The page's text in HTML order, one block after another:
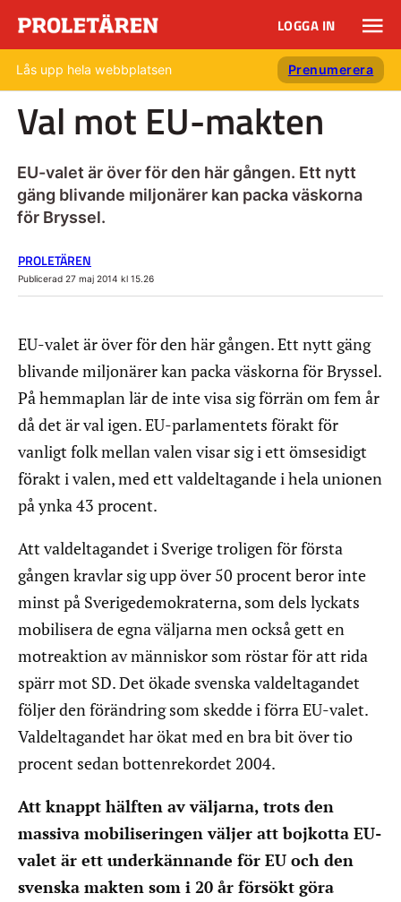
LOGGA IN
Lås upp hela webbplatsen Prenumerera
Val mot EU-makten
EU-valet är över för den här gången. Ett nytt
gäng blivande miljonärer kan packa väskorna
för Bryssel.
PROLETÄREN
Publicerad 27 maj 2014 kl 15.26
EU-valet är över för den här gången. Ett nytt gäng
blivande miljonärer kan packa väskorna för Bryssel.
På hemmaplan lär de inte visa sig förrän om fem år
då det är val igen. EU-parlamentets förakt för
vanligt folk mellan valen visar sig i ett ömsesidigt
förakt i valen, med ett valdeltagande i hela unionen
på ynka 43 procent.
Att valdeltagandet i Sverige troligen för första
gången kravlar sig upp över 50 procent beror inte
minst på Sverigedemokraterna, som dels lyckats
mobilisera de egna väljarna men också gett en
motreaktion av människor som röstar för att rida
spärr mot SD. Det ökade svenska valdeltagandet
följer den förändring som skedde i förra EU-valet.
Valdeltagandet har ökat med en bra bit över tio
procent sedan bottenrekordet 2004.
Att knappt hälften av väljarna, trots den
massiva mobiliseringen väljer att bojkotta EU-
valet är ett underkännande för EU och den
svenska makten som i 20 år försökt göra